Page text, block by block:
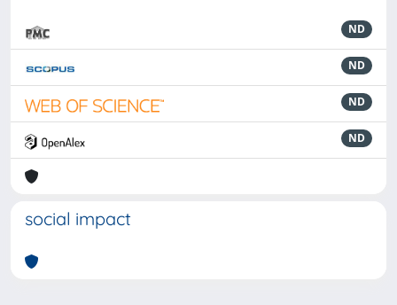
ND
ND
ND
ND
social impact